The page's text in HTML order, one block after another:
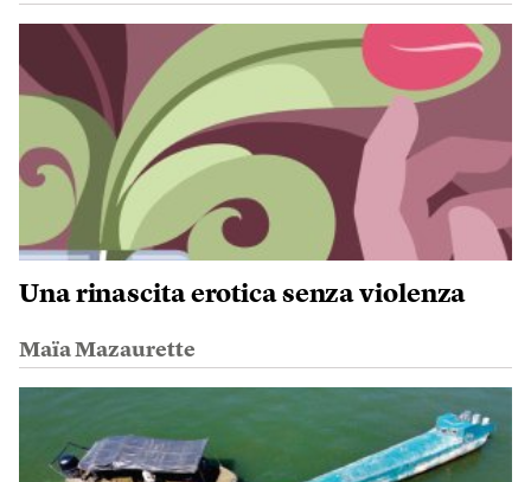
Una rinascita erotica senza violenza
Maïa Mazaurette